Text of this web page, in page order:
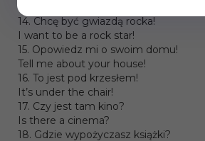
Let’s go shopping!
14. Chcę być gwiazdą rocka!
I want to be a rock star!
15. Opowiedz mi o swoim domu!
Tell me about your house!
16. To jest pod krzesłem!
It’s under the chair!
17. Czy jest tam kino?
Is there a cinema?
18. Gdzie wypożyczasz książki?